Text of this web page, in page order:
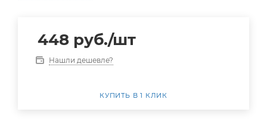
448 руб./шт
Нашли дешевле?
КУПИТЬ В 1 КЛИК